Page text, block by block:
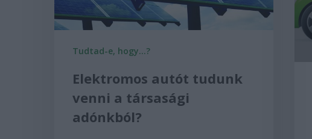
Tudtad-e, hogy...?
Elektromos autót tudunk
venni a társasági
adónkból?